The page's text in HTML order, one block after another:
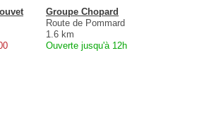
Groupe Chopard
Route de Pommard
1.6 km
Ouverte jusqu'à 12h